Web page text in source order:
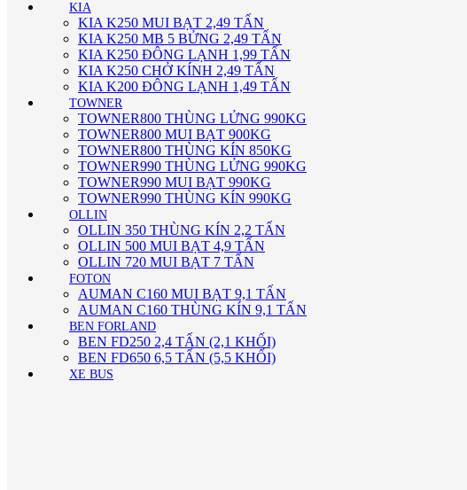
KIA
KIA K250 MUI BẠT 2,49 TẤN
KIA K250 MB 5 BỬNG 2,49 TẤN
KIA K250 ĐÔNG LẠNH 1,99 TẤN
KIA K250 CHỞ KÍNH 2,49 TẤN
KIA K200 ĐÔNG LẠNH 1,49 TẤN
TOWNER
TOWNER800 THÙNG LỬNG 990KG
TOWNER800 MUI BẠT 900KG
TOWNER800 THÙNG KÍN 850KG
TOWNER990 THÙNG LỬNG 990KG
TOWNER990 MUI BẠT 990KG
TOWNER990 THÙNG KÍN 990KG
OLLIN
OLLIN 350 THÙNG KÍN 2,2 TẤN
OLLIN 500 MUI BẠT 4,9 TẤN
OLLIN 720 MUI BẠT 7 TẤN
FOTON
AUMAN C160 MUI BẠT 9,1 TẤN
AUMAN C160 THÙNG KÍN 9,1 TẤN
BEN FORLAND
BEN FD250 2,4 TẤN (2,1 KHỐI)
BEN FD650 6,5 TẤN (5,5 KHỐI)
XE BUS